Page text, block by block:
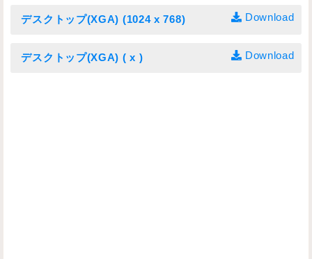
デスクトップ(XGA) (1024 x 768) Download
デスクトップ(XGA) ( x ) Download